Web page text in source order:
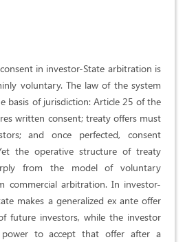
in investor-State arbitration is
voluntary. The law of the system
basis of jurisdiction: Article 25 of the
written consent; treaty offers must
and once perfected, consent
the operative structure of treaty
from the model of voluntary
commercial arbitration. In investor-
makes a generalized ex ante offer
future investors, while the investor
power to accept that offer after a